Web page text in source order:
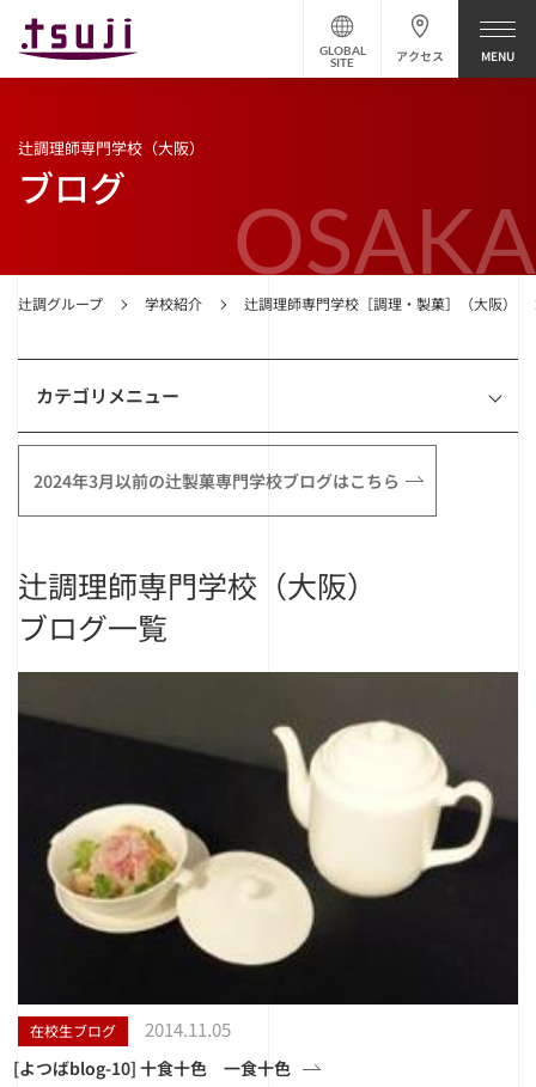
アクセス
GLOBAL
SITE
OSAKA
辻調グループ 学校紹介 辻調理師専門学校［調理・製菓］（大阪）
辻調理師専門学校（大阪）
ブログ
カテゴリメニュー
2024年3月以前の辻製菓専門学校ブログはこちら
辻調理師専門学校（大阪）
ブログ一覧
在校生ブログ 2014.11.05
[よつばblog-10] 十食十色 一食十色